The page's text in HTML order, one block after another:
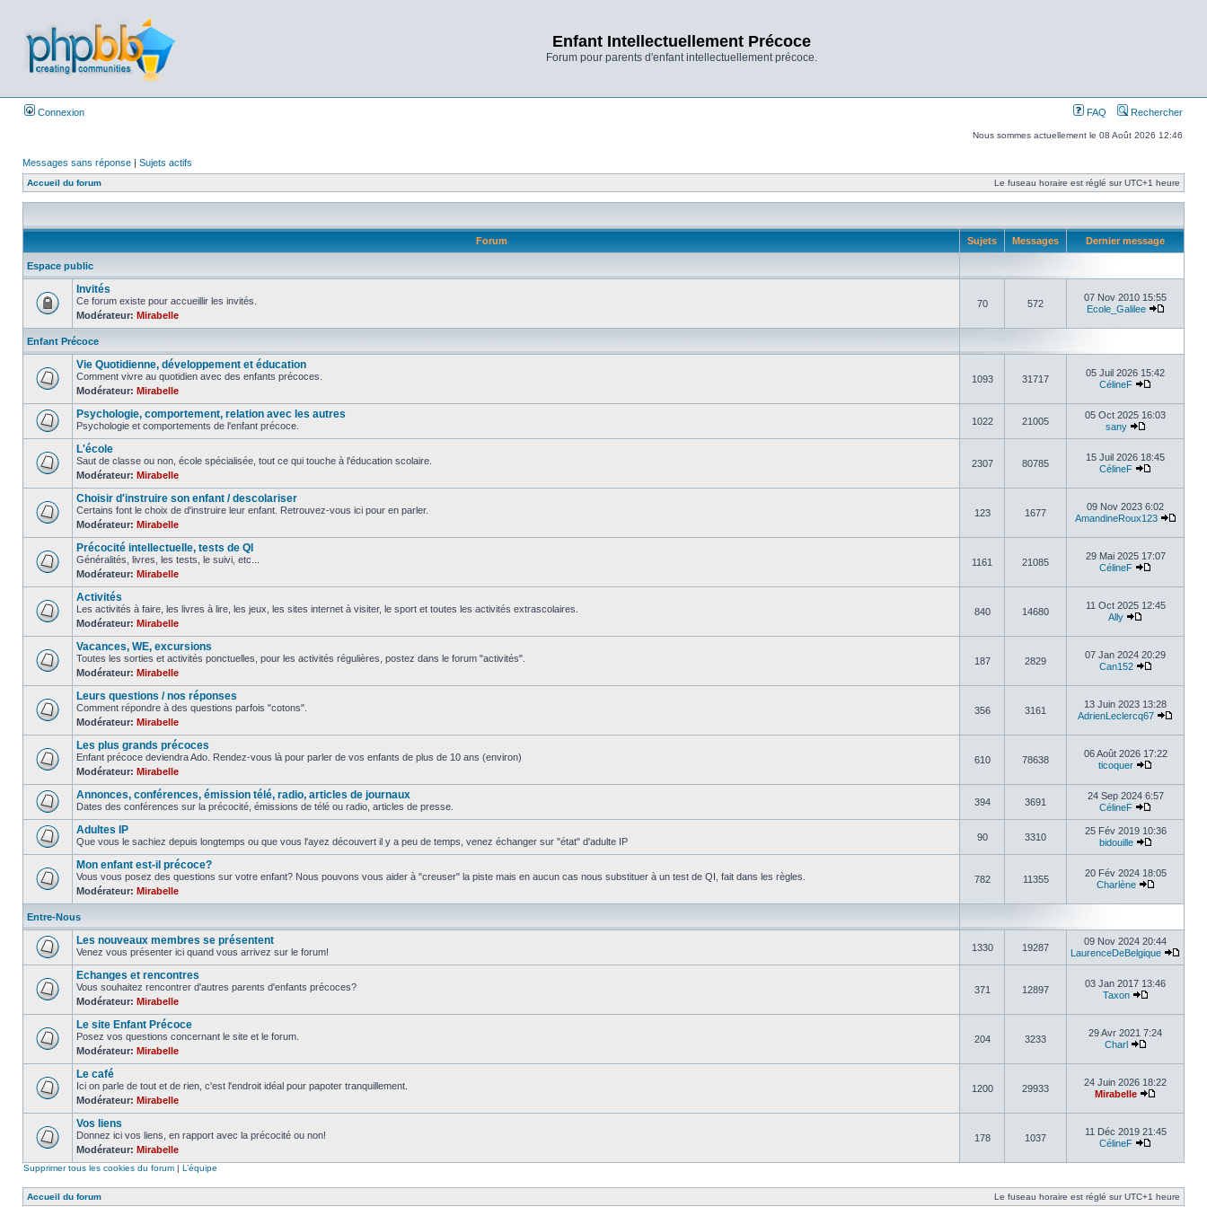
Enfant Intellectuellement Précoce
Forum pour parents d'enfant intellectuellement précoce.
Connexion FAQ Rechercher
Nous sommes actuellement le 08 Août 2026 12:46
Messages sans réponse | Sujets actifs
Accueil du forum Le fuseau horaire est réglé sur UTC+1 heure
Forum Sujets Messages Dernier message
Espace public
Invités
Ce forum existe pour accueillir les invités.
Modérateur: Mirabelle
70 572
07 Nov 2010 15:55
Ecole_Galilee
Enfant Précoce
Vie Quotidienne, développement et éducation
Comment vivre au quotidien avec des enfants précoces.
Modérateur: Mirabelle
1093 31717
05 Juil 2026 15:42
CélineF
Psychologie, comportement, relation avec les autres
Psychologie et comportements de l'enfant précoce. 1022 21005
05 Oct 2025 16:03
sany
L'école
Saut de classe ou non, école spécialisée, tout ce qui touche à l'éducation scolaire.
Modérateur: Mirabelle
2307 80785
15 Juil 2026 18:45
CélineF
Choisir d'instruire son enfant / descolariser
Certains font le choix de d'instruire leur enfant. Retrouvez-vous ici pour en parler.
Modérateur: Mirabelle
123 1677
09 Nov 2023 6:02
AmandineRoux123
Précocité intellectuelle, tests de QI
Généralités, livres, les tests, le suivi, etc...
Modérateur: Mirabelle
1161 21085
29 Mai 2025 17:07
CélineF
Activités
Les activités à faire, les livres à lire, les jeux, les sites internet à visiter, le sport et toutes les activités extrascolaires.
Modérateur: Mirabelle
840 14680
11 Oct 2025 12:45
Ally
Vacances, WE, excursions
Toutes les sorties et activités ponctuelles, pour les activités régulières, postez dans le forum "activités".
Modérateur: Mirabelle
187 2829
07 Jan 2024 20:29
Can152
Leurs questions / nos réponses
Comment répondre à des questions parfois "cotons".
Modérateur: Mirabelle
356 3161
13 Juin 2023 13:28
AdrienLeclercq67
Les plus grands précoces
Enfant précoce deviendra Ado. Rendez-vous là pour parler de vos enfants de plus de 10 ans (environ)
Modérateur: Mirabelle
610 78638
06 Août 2026 17:22
ticoquer
Annonces, conférences, émission télé, radio, articles de journaux
Dates des conférences sur la précocité, émissions de télé ou radio, articles de presse. 394 3691
24 Sep 2024 6:57
CélineF
Adultes IP
Que vous le sachiez depuis longtemps ou que vous l'ayez découvert il y a peu de temps, venez échanger sur "état" d'adulte IP 90 3310
25 Fév 2019 10:36
bidouille
Mon enfant est-il précoce?
Vous vous posez des questions sur votre enfant? Nous pouvons vous aider à "creuser" la piste mais en aucun cas nous substituer à un test de QI, fait dans les règles.
Modérateur: Mirabelle
782 11355
20 Fév 2024 18:05
Charlène
Entre-Nous
Les nouveaux membres se présentent
Venez vous présenter ici quand vous arrivez sur le forum! 1330 19287
09 Nov 2024 20:44
LaurenceDeBelgique
Echanges et rencontres
Vous souhaitez rencontrer d'autres parents d'enfants précoces?
Modérateur: Mirabelle
371 12897
03 Jan 2017 13:46
Taxon
Le site Enfant Précoce
Posez vos questions concernant le site et le forum.
Modérateur: Mirabelle
204 3233
29 Avr 2021 7:24
Charl
Le café
Ici on parle de tout et de rien, c'est l'endroit idéal pour papoter tranquillement.
Modérateur: Mirabelle
1200 29933
24 Juin 2026 18:22
Mirabelle
Vos liens
Donnez ici vos liens, en rapport avec la précocité ou non!
Modérateur: Mirabelle
178 1037
11 Déc 2019 21:45
CélineF
Supprimer tous les cookies du forum | L’équipe
Accueil du forum Le fuseau horaire est réglé sur UTC+1 heure